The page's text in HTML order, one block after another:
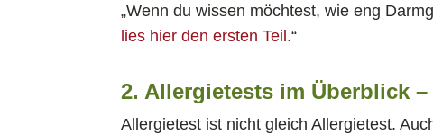
„Wenn du wissen möchtest, wie eng
lies hier den ersten Teil.“
2. Allergietests im Überblick
Allergietest ist nicht gleich Allergietest.